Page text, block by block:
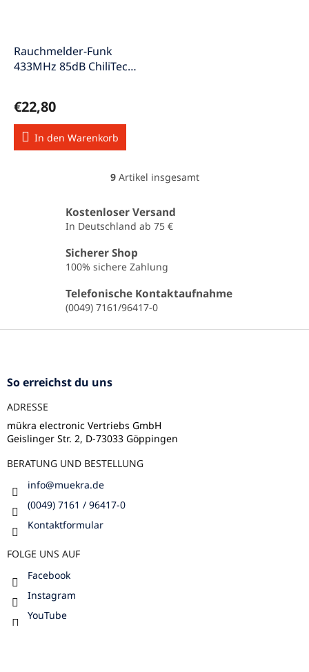
Rauchmelder-Funk
433MHz 85dB ChiliTec
€22,80
In den Warenkorb
S
e
u
e
l
e
m
e
n
s
t
9Artikel insgesamt
Kostenloser Versand
In Deutschland ab 75 €
Sicherer Shop
100% sichere Zahlung
Telefonische Kontaktaufnahme
(0049) 7161/96417-0
F
So erreichst du uns
ADRESSE
mükra electronic Vertriebs GmbH
Geislinger Str. 2, D-73033 Göppingen
BERATUNG UND BESTELLUNG
info@muekra.de
(0049) 7161 / 96417-0
Kontaktformular
FOLGE UNS AUF
Facebook
Instagram
YouTube